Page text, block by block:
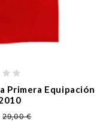
Primera Equipación
29,00 €